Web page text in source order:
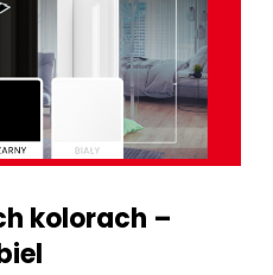
kolorach –